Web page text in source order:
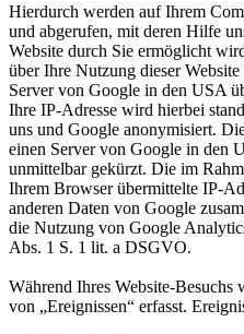
Hierdurch werden auf Ihrem
und abgerufen, mit deren Hilfe
Website durch Sie ermöglicht
über Ihre Nutzung dieser
Server von Google in den USA
Ihre IP-Adresse wird hierbei
uns und Google anonymisiert.
einen Server von Google in den
unmittelbar gekürzt. Die im
Ihrem Browser übermittelte IP-
anderen Daten von Google
die Nutzung von Google
Abs. 1 S. 1 lit. a DSGVO.
Während Ihres Website-
von „Ereignissen“ erfasst.